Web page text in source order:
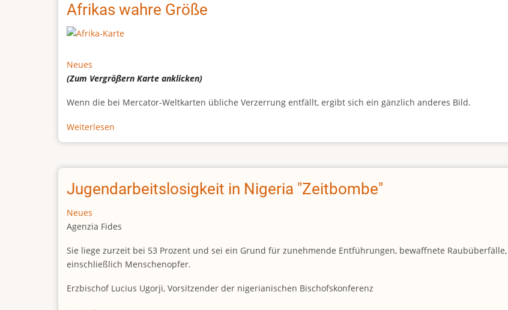
Afrikas wahre Größe
Neues
(Zum VergrößernKarte anklicken)
Wenn die bei Mercator-Weltkarten übliche Verzerrung entfällt, ergibt sich ein gänzlich anderes Bild.
Weiterlesen
Afrikas
Größe
Jugendarbeitslosigkeit in Nigeria "Zeitbombe"
Neues
Agenzia Fides
Sie liege zurzeit bei 53 Prozent und sei ein Grund für zunehmende Entführungen, bewaffnete
einschließlich Menschenopfer.
Erzbischof Lucius Ugorji, Vorsitzender der nigerianischen Bischofskonferenz